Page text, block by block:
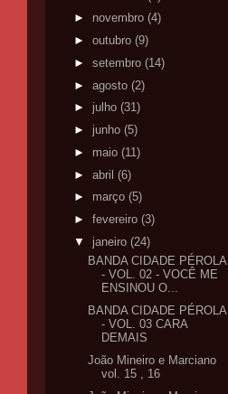
► novembro (4)
► outubro (9)
► setembro (14)
► agosto (2)
► julho (31)
► junho (5)
► maio (11)
► abril (6)
► março (5)
► fevereiro (3)
▼ janeiro (24)
BANDA CIDADE PÉROLA
- VOL. 02 - VOCÊ ME
ENSINOU O...
BANDA CIDADE PÉROLA
- VOL. 03 CARA
DEMAIS
João Mineiro e Marciano
vol. 15 , 16